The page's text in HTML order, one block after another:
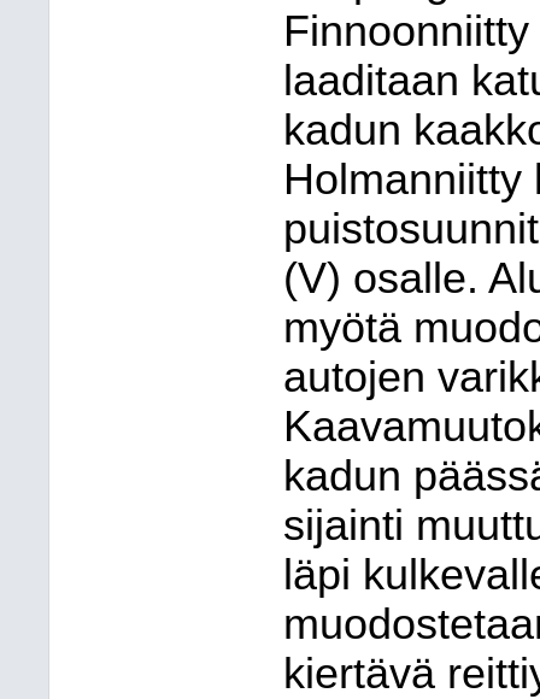
laaditaan
kadun
Holmanniitty
(V) osalle.
myötä
autojen
kadun
sijainti
läpi
kiertävä